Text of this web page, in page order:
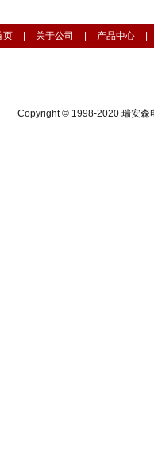
页 关于公司 产品中心
Copyright © 1998-2020 瑞安森